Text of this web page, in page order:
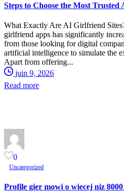
Steps to Choose the Most
What Exactly Are AI Girlfriend
girlfriend apps has significantly
from those looking for digital
artificial intelligence to simulate the
Apart from offering...
juin 9, 2026
Read more
0
Uncategorized
Profile gier mowi o wiecej niz